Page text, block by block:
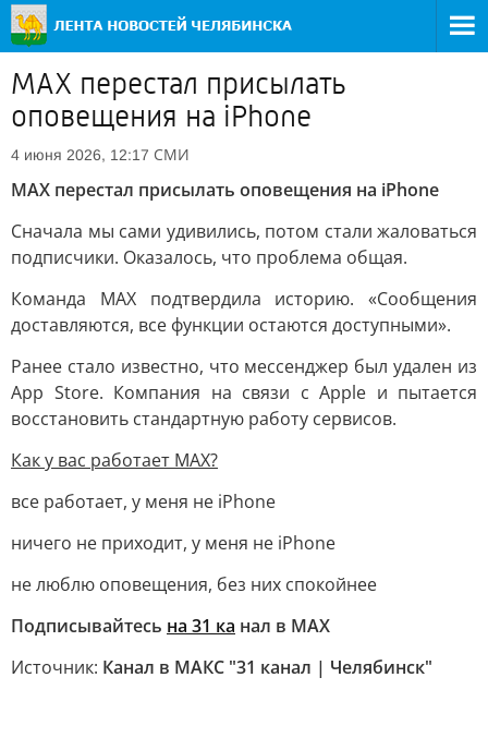
MAX перестал присылать
оповещения на iPhone
4 июня 2026, 12:17 СМИ
MAX перестал присылать оповещения на iPhone
Сначала мы сами удивились, потом стали жаловаться
подписчики. Оказалось, что проблема общая.
Команда MAX подтвердила историю. «Сообщения
доставляются, все функции остаются доступными».
Ранее стало известно, что мессенджер был удален из
App Store. Компания на связи с Apple и пытается
восстановить стандартную работу сервисов.
Как у вас работает MAX?
все работает, у меня не iPhone
ничего не приходит, у меня не iPhone
не люблю оповещения, без них спокойнее
Подписывайтесь на 31 ка нал в МАХ
Источник: Канал в МАКС "31 канал | Челябинск"